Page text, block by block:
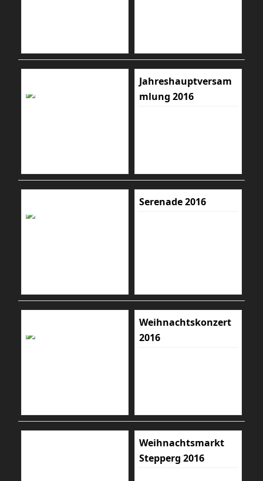
Jahreshauptversam
mlung 2016
Serenade 2016
Weihnachtskonzert
2016
Weihnachtsmarkt
Stepperg 2016